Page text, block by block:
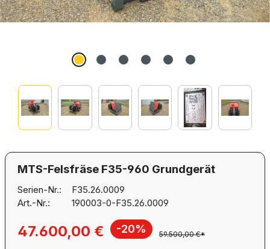
MTS-Felsfräse F35-960 Grundgerät
Serien-Nr.:
F35.26.0009
Art.-Nr.:
190003-0-F35.26.0009
Verkaufspreis:
47.600,00 € -20% 59.500,00 €*